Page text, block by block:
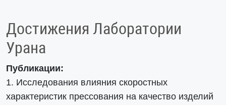
Достижения Лаборатории
Урана
Публикации:
1. Исследования влияния скоростных
характеристик прессования на качество изделий